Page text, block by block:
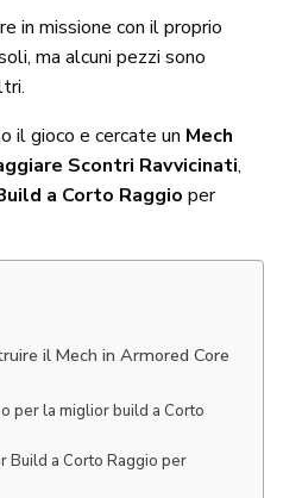
in missione con il proprio
ma alcuni pezzi sono
il gioco e cercate un Mech
Scontri Ravvicinati,
a Corto Raggio per
il Mech in Armored Core
per la miglior build a Corto
Build a Corto Raggio per